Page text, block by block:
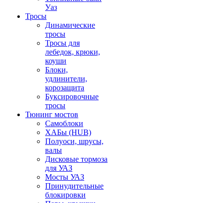
Уаз
Тросы
Динамические
тросы
Тросы для
лебедок, крюки,
коуши
Блоки,
удлинители,
корозащита
Буксировочные
тросы
Тюнинг мостов
Самоблоки
ХАБы (HUB)
Полуоси, шрусы,
валы
Дисковые тормоза
для УАЗ
Мосты УАЗ
Принудительные
блокировки